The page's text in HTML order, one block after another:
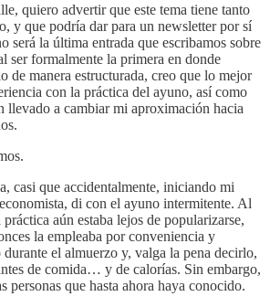
quiero advertir que este tema tiene tanto
y que podría dar para un newsletter por sí
será la última entrada que escribamos sobre
ser formalmente la primera en donde
de manera estructurada, creo que lo mejor
con la práctica del ayuno, así como
llevado a cambiar mi aproximación hacia
casi que accidentalmente, iniciando mi
di con el ayuno intermitente. Al
aún estaba lejos de popularizarse,
la empleaba por conveniencia y
el almuerzo y, valga la pena decirlo,
de comida… y de calorías. Sin embargo,
personas que hasta ahora haya conocido.